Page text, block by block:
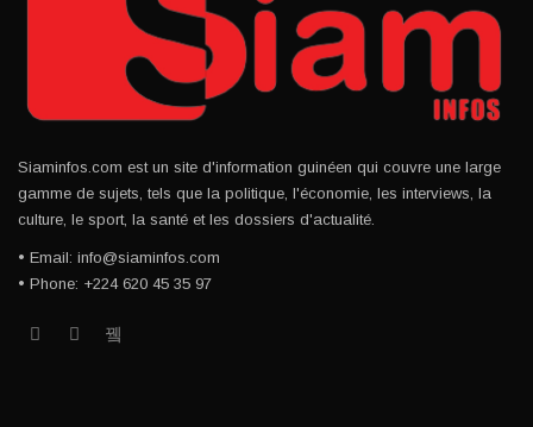
Siaminfos.com est un site d'information guinéen qui couvre une large
gamme de sujets, tels que la politique, l'économie, les interviews, la
culture, le sport, la santé et les dossiers d'actualité.
• Email: info@siaminfos.com
• Phone: +224 620 45 35 97